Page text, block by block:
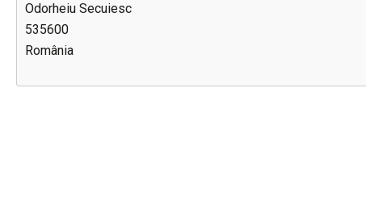
Odorheiu Secuiesc
535600
România